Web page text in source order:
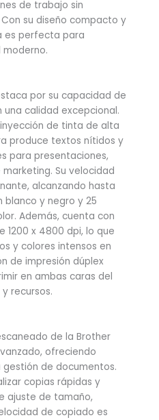
de trabajo sin
su diseño compacto y
es perfecta para
por su capacidad de
calidad excepcional.
de tinta de alta
produce textos nítidos y
para presentaciones,
Su velocidad
alcanzando hasta
blanco y negro y 25
Además, cuenta con
1200 x 4800 dpi, lo que
y colores intensos en
de impresión dúplex
en ambas caras del
recursos.
de la Brother
ofreciendo
de documentos.
copias rápidas y
ajuste de tamaño,
de copiado es